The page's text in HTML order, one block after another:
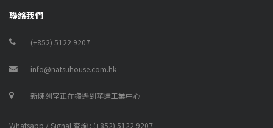
聯絡我們
(+852) 5122 9207
info@natsuhouse.com.hk
新陳列室正在搬遷到華達工業中心
Whatsapp / Signal 查詢 : (+852) 5122 9207